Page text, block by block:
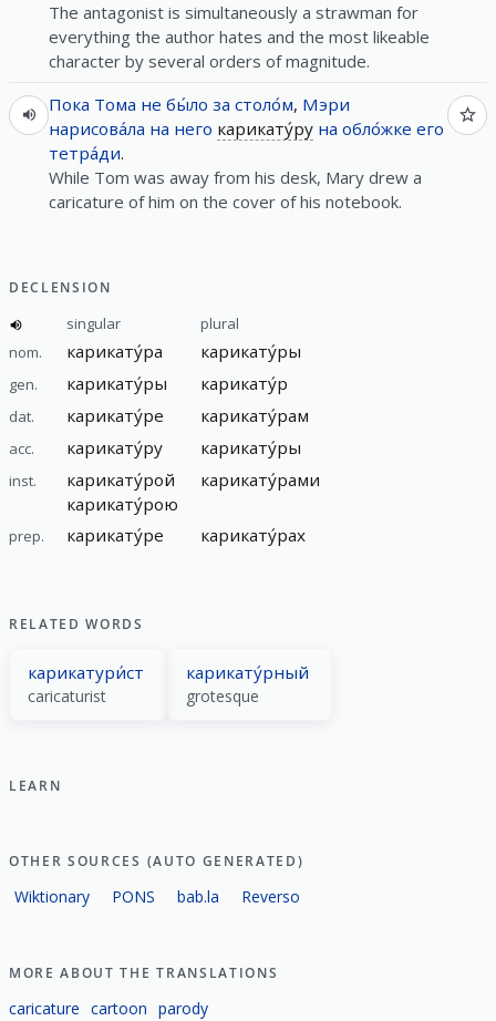
The antagonist is simultaneously a strawman for
everything the author hates and the most likeable
character by several orders of magnitude.
Пока Тома не бы́ло за столо́м, Мэри
нарисова́ла на него карикату́ру на обло́жке его
тетра́ди.
While Tom was away from his desk, Mary drew a
caricature of him on the cover of his notebook.
DECLENSION
singular
plural
nom.
карикату́ра карикату́ры
gen. карикату́ры карикату́р
dat. карикату́ре карикату́рам
acc. карикату́ру карикату́ры
inst.
карикату́рой
карикату́рою
карикату́рами
prep. карикату́ре карикату́рах
RELATED WORDS
карикатури́ст
caricaturist
карикату́рный
grotesque
LEARN
OTHER SOURCES (AUTO GENERATED)
Wiktionary PONS bab.la Reverso
MORE ABOUT THE TRANSLATIONS
caricature cartoon parody